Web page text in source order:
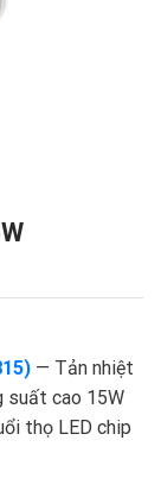
— Tản nhiệt
suất cao 15W
thọ LED chip